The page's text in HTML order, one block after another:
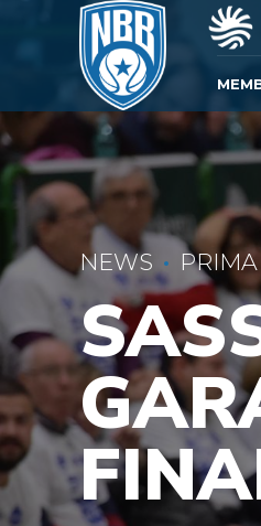
NEWS